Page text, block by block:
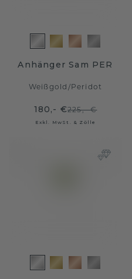
Anhänger Sam PER
Weißgold /Peridot
180,- €225,- €
Exkl. MwSt. & Zölle